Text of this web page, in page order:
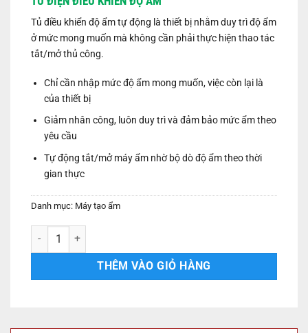
là:
1,800,000 ₫.là:
1,600,000 ₫.
Tủ điều khiển độ ẩm tự động là thiết bị nhằm duy trì độ ẩm
ở mức mong muốn mà không cần phải thực hiện thao tác
tắt/mở thủ công.
Chỉ cần nhập mức độ ẩm mong muốn, việc còn lại là
của thiết bị
Giảm nhân công, luôn duy trì và đảm bảo mức ẩm theo
yêu cầu
Tự động tắt/mở máy ẩm nhờ bộ dò độ ẩm theo thời
gian thực
Danh mục: Máy tạo ẩm
Tủ điều khiển độ ẩm tự động số lượng
THÊM VÀO GIỎ HÀNG